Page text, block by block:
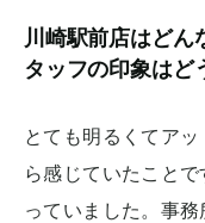
川崎駅前店はどん
タッフの印象はど
とても明るくてア
ら感じていたこと
っていました。事